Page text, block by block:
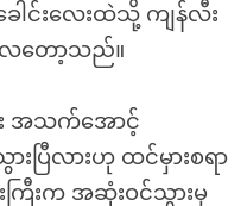
ေါင်းလေးထဲသို့ ကျန်လီး
ေတော့သည်။
ြီး အသက်အောင့်
ြီလားဟု ထင်မှားစရာ
ြီးက အဆုံးဝင်သွားမှ